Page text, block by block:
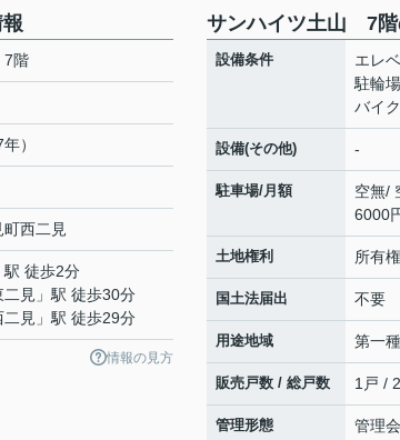
階
）
町西二見
駅 徒歩2分
二見 」駅 徒歩30分
二見 」駅 徒歩29分
情報の見方
サンハイツ土山 7階
設備条件
エレ
駐輪場
バイ
設備(その他) -
駐車場/月額
空無/
6000
土地権利 所有権
国土法届出 不要
用途地域 第一
販売戸数 / 総戸数 1戸 /
管理形態 管理